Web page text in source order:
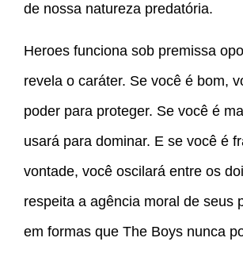
de nossa natureza predatória.
Heroes funciona sob premissa
revela o caráter. Se você é bom,
poder para proteger. Se você é
usará para dominar. E se você é
vontade, você oscilará entre os
respeita a agência moral de seus
em formas que The Boys nunca